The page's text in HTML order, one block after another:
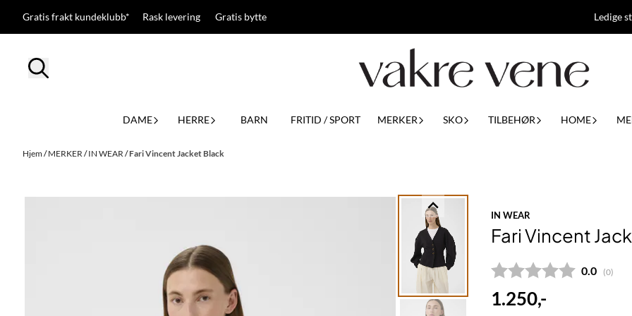
Hopp til innhold
Gratis frakt kundeklubb* Rask levering Gratis bytte Ledige
DAME HERRE BARN FRITID / SPORT MERKER SKO TILBEHØR HOME
Hjem/MERKER/IN WEAR/Fari Vincent Jacket Black
IN WEAR
Fari Vincent
0.0 (0)
1.250,-